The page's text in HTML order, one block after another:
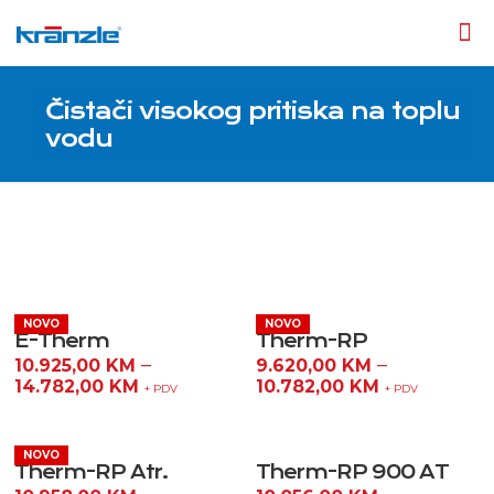
Čistači visokog pritiska na toplu
vodu
E-Therm
10.925,00 KM –
14.782,00 KM + PDV
Therm-RP
9.620,00 KM –
10.782,00 KM + PDV
Therm-RP Atr. Therm-RP 900 AT